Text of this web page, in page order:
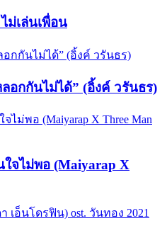
ม่เล่นเพื่อน
อกกันไม่ได้” (อิ้งค์ วรันธร)
ใจไม่พอ (Maiyarap X